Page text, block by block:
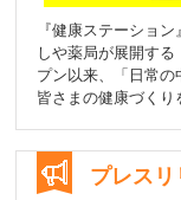
『健康ステーショ
しや薬局が展開す
プン以来、「日常
皆さまの健康づく
メニュ－１回￥
を通して、未病の
プレスリ